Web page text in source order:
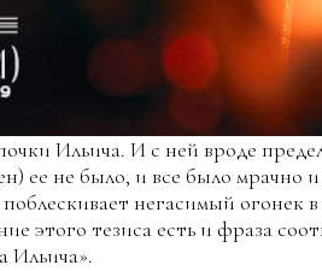
Ильича. И с ней вроде
ее не было, и все было мрачно
поблескивает негасимый огонек
этого тезиса есть и фраза
Ильича».